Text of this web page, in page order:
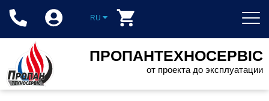
ПРОПАНТЕХНОСЕРВІС
от проекта до эксплуатации
RU